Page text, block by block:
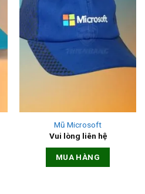
Mũ Microsoft
Vui lòng liên hệ
MUA HÀNG